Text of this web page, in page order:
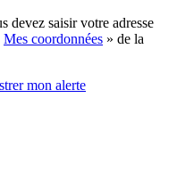
devez saisir votre adresse
Mes coordonnées » de la
mon alerte